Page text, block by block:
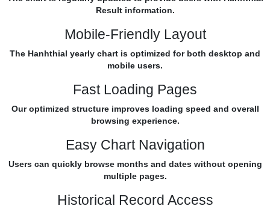
Result information.
Mobile-Friendly Layout
The Hanhthial yearly chart is optimized for both desktop and
mobile users.
Fast Loading Pages
Our optimized structure improves loading speed and overall
browsing experience.
Easy Chart Navigation
Users can quickly browse months and dates without opening
multiple pages.
Historical Record Access